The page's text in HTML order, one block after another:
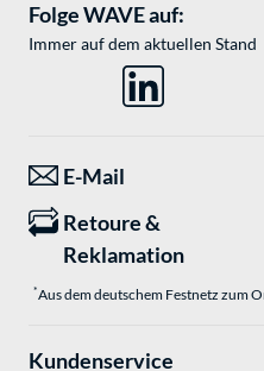
Folge WAVE auf:
Immer auf dem aktuellen Stand
E-Mail
Retoure &
Reklamation
*Aus dem deutschem Festnetz zum
Kundenservice